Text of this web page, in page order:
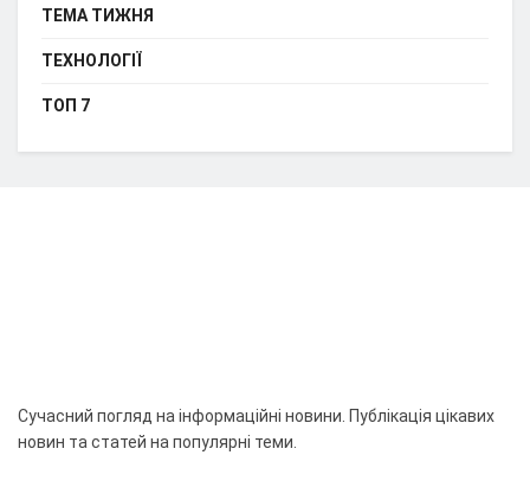
ТЕМА ТИЖНЯ
ТЕХНОЛОГІЇ
ТОП 7
Сучасний погляд на інформаційні новини. Публікація цікавих
новин та статей на популярні теми.